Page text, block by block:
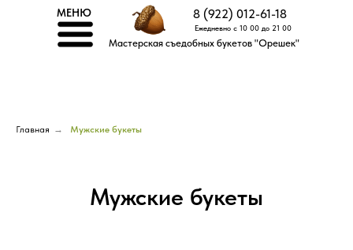
Мастерская съедобных букетов "Орешек"
МЕНЮ 8 (922) 012-61-18
Ежедневно с 10 00 до 21 00
Главная → Мужские букеты
Мужские букеты